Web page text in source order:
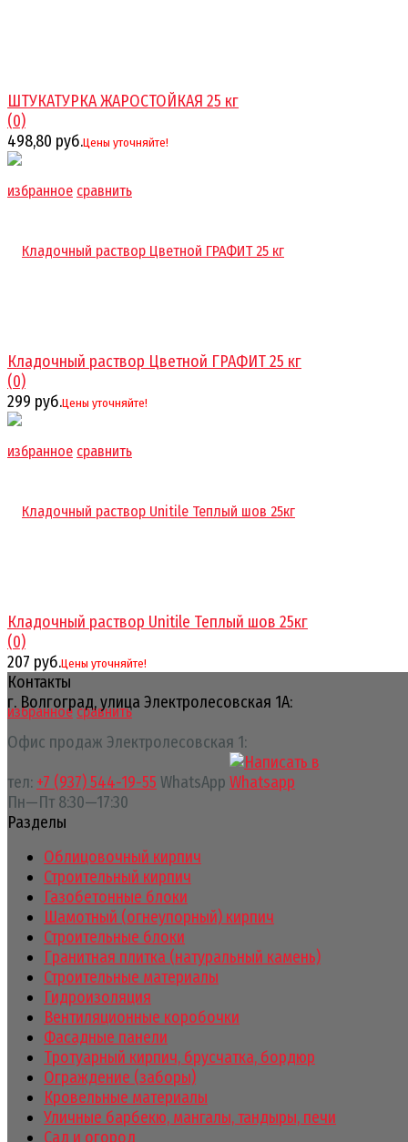
избранное сравнить
ШТУКАТУРКА ЖАРОСТОЙКАЯ 25 кг
(0)
498,80 руб.Цены уточняйте!
избранное сравнить
Кладочный раствор Цветной ГРАФИТ 25 кг
(0)
299 руб.Цены уточняйте!
избранное сравнить
Кладочный раствор Unitile Теплый шов 25кг
(0)
207 руб.Цены уточняйте!
Контакты
г. Волгоград, улица Электролесовская 1А:
Офис продаж Электролесовская 1:
тел: +7 (937) 544-19-55 WhatsApp
Пн—Пт 8:30—17:30
Разделы
Облицовочный кирпич
Строительный кирпич
Газобетонные блоки
Шамотный (огнеупорный) кирпич
Строительные блоки
Гранитная плитка (натуральный камень)
Строительные материалы
Гидроизоляция
Вентиляционные коробочки
Фасадные панели
Тротуарный кирпич, брусчатка, бордюр
Ограждение (заборы)
Кровельные материалы
Уличные барбекю, мангалы, тандыры, печи
Сад и огород